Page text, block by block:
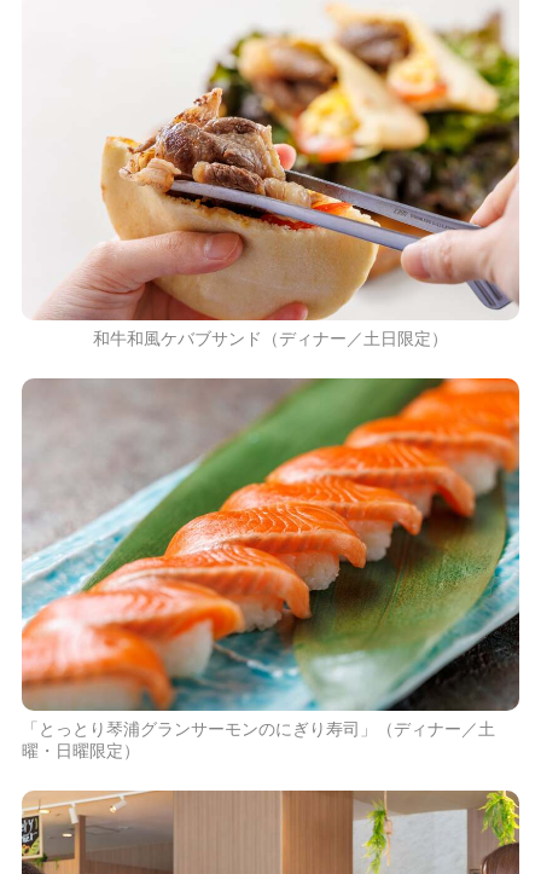
和牛和風ケバブサンド（ディナー／土日限定）
「とっとり琴浦グランサーモンのにぎり寿司」（ディナー／土
曜・日曜限定）